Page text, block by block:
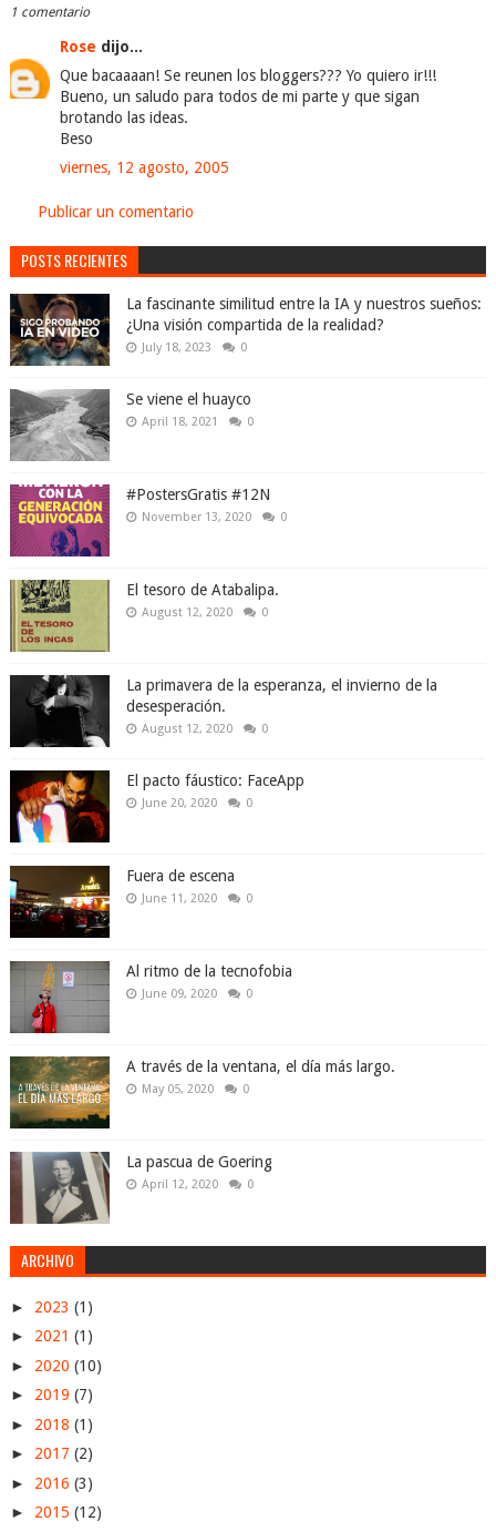
1 comentario
Rose dijo...
Que bacaaaan! Se reunen los bloggers??? Yo quiero ir!!!
Bueno, un saludo para todos de mi parte y que sigan
brotando las ideas.
Beso
viernes, 12 agosto, 2005
Publicar un comentario
POSTS RECIENTES
La fascinante similitud entre la IA y nuestros sueños:
¿Una visión compartida de la realidad?
July 18, 2023 0
Se viene el huayco
April 18, 2021 0
#PostersGratis #12N
November 13, 2020 0
El tesoro de Atabalipa.
August 12, 2020 0
La primavera de la esperanza, el invierno de la
desesperación.
August 12, 2020 0
El pacto fáustico: FaceApp
June 20, 2020 0
Fuera de escena
June 11, 2020 0
Al ritmo de la tecnofobia
June 09, 2020 0
A través de la ventana, el día más largo.
May 05, 2020 0
La pascua de Goering
April 12, 2020 0
ARCHIVO
► 2023 (1)
► 2021 (1)
► 2020 (10)
► 2019 (7)
► 2018 (1)
► 2017 (2)
► 2016 (3)
► 2015 (12)